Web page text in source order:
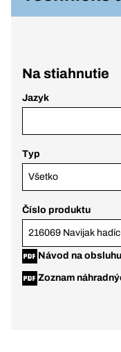
Na stiahnutie
Jazyk
Typ
Všetko
Číslo produktu
Návod na obsluhu
Zoznam